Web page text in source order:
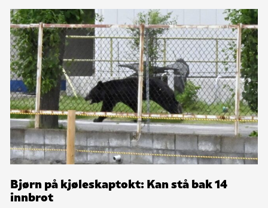
Bjørn på kjøleskaptokt: Kan stå bak 14
innbrot